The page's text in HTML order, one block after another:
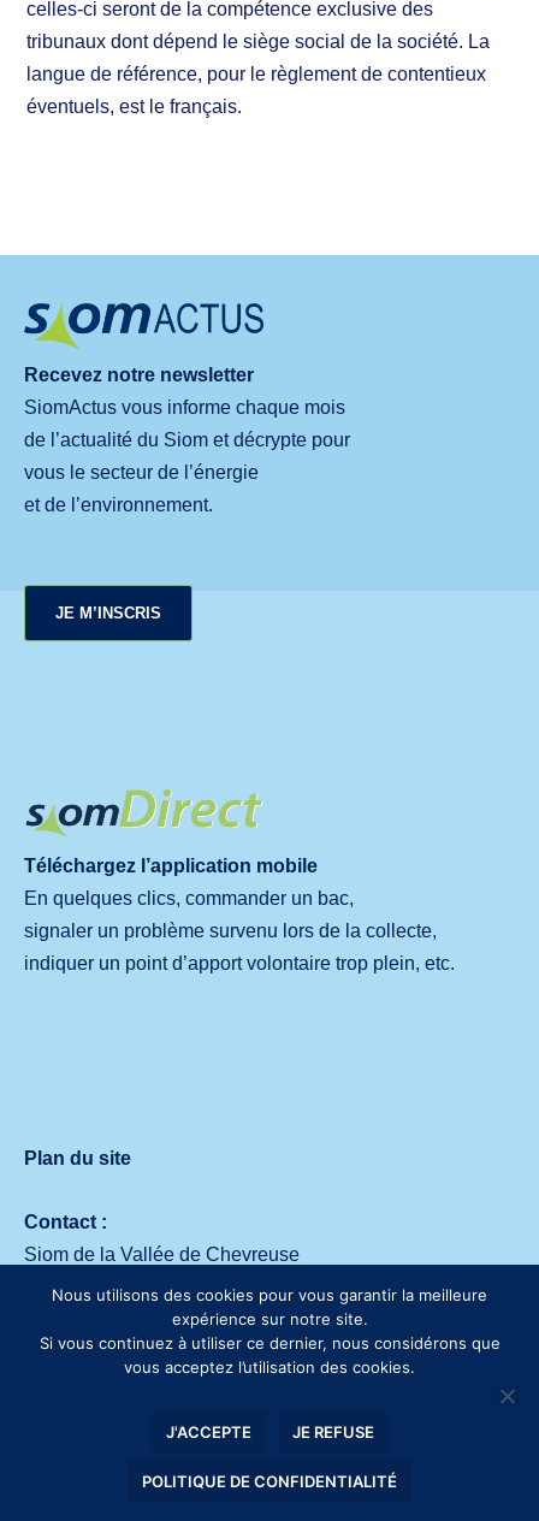
celles-ci seront de la compétence exclusive des
tribunaux dont dépend le siège social de la société. La
langue de référence, pour le règlement de contentieux
éventuels, est le français.
Recevez notre newsletter
SiomActus vous informe chaque mois
de l’actualité du Siom et décrypte pour
vous le secteur de l’énergie
et de l’environnement.
JE M’INSCRIS
Téléchargez l’application mobile
En quelques clics, commander un bac,
signaler un problème survenu lors de la collecte,
indiquer un point d’apport volontaire trop plein, etc.
Plan du site
Contact :
Siom de la Vallée de Chevreuse
Avenue des deux Lacs – 91140 Villejust
01 64 53 30 00
Nous utilisons des cookies pour vous garantir la meilleure
expérience sur notre site.
Si vous continuez à utiliser ce dernier, nous considérons que
vous acceptez l’utilisation des cookies.
J'ACCEPTE JE REFUSE
POLITIQUE DE CONFIDENTIALITÉ